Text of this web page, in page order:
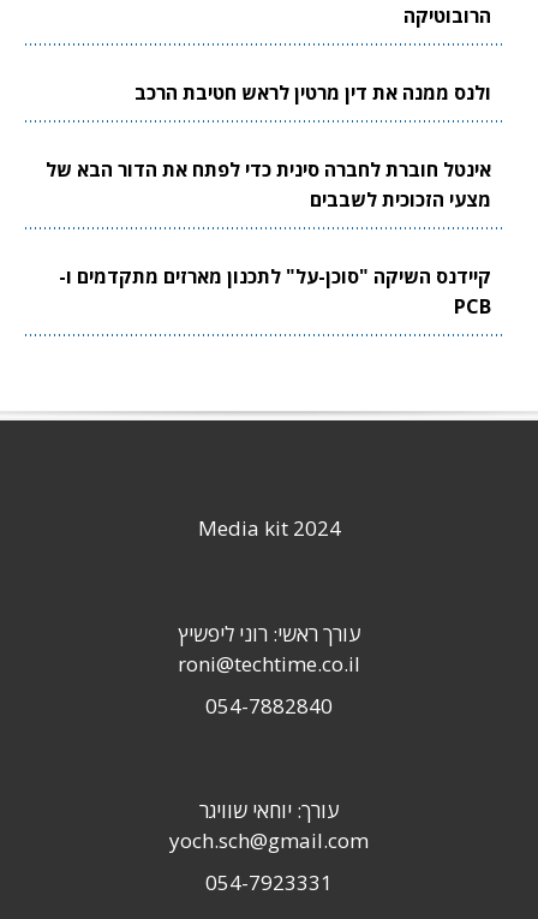
הרובוטיקה
ולנס ממנה את דין מרטין לראש חטיבת הרכב
אינטל חוברת לחברה סינית כדי לפתח את הדור הבא של
מצעי הזכוכית לשבבים
קיידנס השיקה "סוכן-על" לתכנון מארזים מתקדמים ו-
PCB
Media kit 2024
עורך ראשי: רוני ליפשיץ
roni@techtime.co.il
054-7882840
עורך: יוחאי שוויגר
yoch.sch@gmail.com
054-7923331